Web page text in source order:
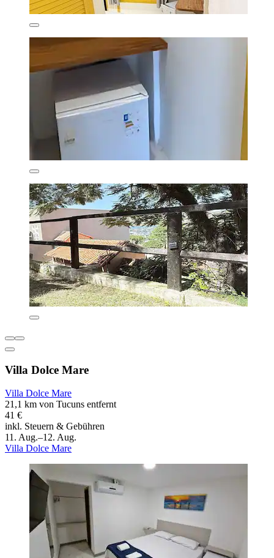
Villa Dolce Mare
Villa Dolce Mare
21,1 km von Tucuns entfernt
41 €
inkl. Steuern & Gebühren
11. Aug.–12. Aug.
Villa Dolce Mare